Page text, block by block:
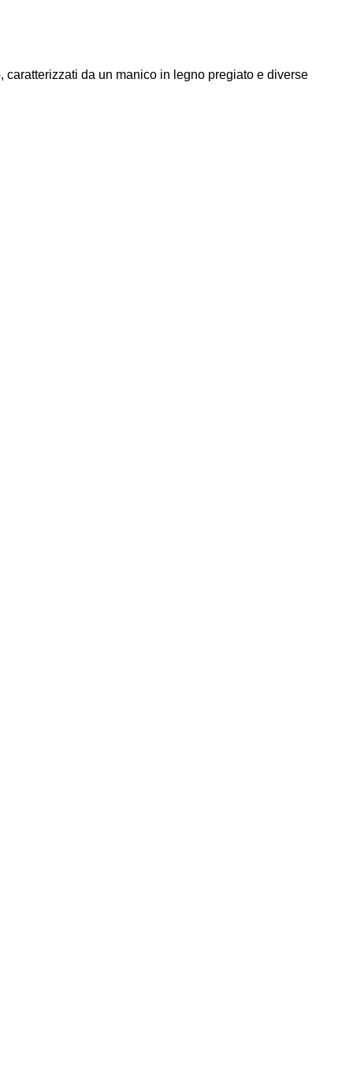
da un manico in legno pregiato e diverse